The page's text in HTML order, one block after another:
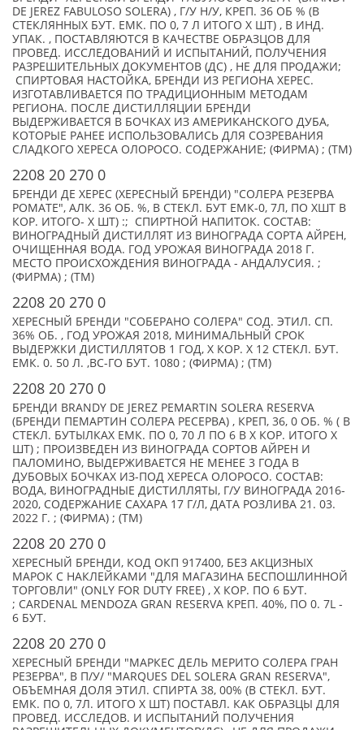
DE JEREZ FABULOSO SOLERA) , Г/У Н/У, КРЕП. 36 ОБ % (В
СТЕКЛЯННЫХ БУТ. ЕМК. ПО 0, 7 Л ИТОГО X ШТ) , В ИНД.
УПАК. , ПОСТАВЛЯЮТСЯ В КАЧЕСТВЕ ОБРАЗЦОВ ДЛЯ
ПРОВЕД. ИССЛЕДОВАНИЙ И ИСПЫТАНИЙ, ПОЛУЧЕНИЯ
РАЗРЕШИТЕЛЬНЫХ ДОКУМЕНТОВ (ДС) , НЕ ДЛЯ ПРОДАЖИ;
СПИРТОВАЯ НАСТОЙКА, БРЕНДИ ИЗ РЕГИОНА ХЕРЕС.
ИЗГОТАВЛИВАЕТСЯ ПО ТРАДИЦИОННЫМ МЕТОДАМ
РЕГИОНА. ПОСЛЕ ДИСТИЛЛЯЦИИ БРЕНДИ
ВЫДЕРЖИВАЕТСЯ В БОЧКАХ ИЗ АМЕРИКАНСКОГО ДУБА,
КОТОРЫЕ РАНЕЕ ИСПОЛЬЗОВАЛИСЬ ДЛЯ СОЗРЕВАНИЯ
СЛАДКОГО ХЕРЕСА ОЛОРОСО. СОДЕРЖАНИЕ; (ФИРМА) ; (TM)
2208 20 270 0
БРЕНДИ ДЕ ХЕРЕС (ХЕРЕСНЫЙ БРЕНДИ) "СОЛЕРА РЕЗЕРВА
РОМАТЕ", АЛК. 36 ОБ. %, В СТЕКЛ. БУТ ЕМК-0, 7Л, ПО XШТ В
КОР. ИТОГО- X ШТ) :; СПИРТНОЙ НАПИТОК. СОСТАВ:
ВИНОГРАДНЫЙ ДИСТИЛЛЯТ ИЗ ВИНОГРАДА СОРТА АЙРЕН,
ОЧИЩЕННАЯ ВОДА. ГОД УРОЖАЯ ВИНОГРАДА 2018 Г.
МЕСТО ПРОИСХОЖДЕНИЯ ВИНОГРАДА - АНДАЛУСИЯ. ;
(ФИРМА) ; (TM)
2208 20 270 0
ХЕРЕСНЫЙ БРЕНДИ "СОБЕРАНО СОЛЕРА" СОД. ЭТИЛ. СП.
36% ОБ. , ГОД УРОЖАЯ 2018, МИНИМАЛЬНЫЙ СРОК
ВЫДЕРЖКИ ДИСТИЛЛЯТОВ 1 ГОД, X КОР. Х 12 СТЕКЛ. БУТ.
ЕМК. 0. 50 Л. ,ВС-ГО БУТ. 1080 ; (ФИРМА) ; (TM)
2208 20 270 0
БРЕНДИ BRANDY DE JEREZ PEMARTIN SOLERA RESERVA
(БРЕНДИ ПЕМАРТИН СОЛЕРА РЕСЕРВА) , КРЕП, 36, 0 ОБ. % ( В
СТЕКЛ. БУТЫЛКАХ ЕМК. ПО 0, 70 Л ПО 6 В X КОР. ИТОГО X
ШТ) ; ПРОИЗВЕДЕН ИЗ ВИНОГРАДА СОРТОВ АЙРЕН И
ПАЛОМИНО, ВЫДЕРЖИВАЕТСЯ НЕ МЕНЕЕ 3 ГОДА В
ДУБОВЫХ БОЧКАХ ИЗ-ПОД ХЕРЕСА ОЛОРОСО. СОСТАВ:
ВОДА, ВИНОГРАДНЫЕ ДИСТИЛЛЯТЫ, Г/У ВИНОГРАДА 2016-
2020, СОДЕРЖАНИЕ САХАРА 17 Г/Л, ДАТА РОЗЛИВА 21. 03.
2022 Г. ; (ФИРМА) ; (TM)
2208 20 270 0
ХЕРЕСНЫЙ БРЕНДИ, КОД ОКП 917400, БЕЗ АКЦИЗНЫХ
МАРОК С НАКЛЕЙКАМИ "ДЛЯ МАГАЗИНА БЕСПОШЛИННОЙ
ТОРГОВЛИ" (ONLY FOR DUTY FREE) , X КОР. ПО 6 БУТ.
; CARDENAL MENDOZA GRAN RESERVA КРЕП. 40%, ПО 0. 7L -
6 БУТ.
2208 20 270 0
ХЕРЕСНЫЙ БРЕНДИ "МАРКЕС ДЕЛЬ МЕРИТО СОЛЕРА ГРАН
РЕЗЕРВА", В П/У/ "MARQUES DEL SOLERA GRAN RESERVA",
ОБЪЕМНАЯ ДОЛЯ ЭТИЛ. СПИРТА 38, 00% (В СТЕКЛ. БУТ.
ЕМК. ПО 0, 7Л. ИТОГО X ШТ) ПОСТАВЛ. КАК ОБРАЗЦЫ ДЛЯ
ПРОВЕД. ИССЛЕДОВ. И ИСПЫТАНИЙ ПОЛУЧЕНИЯ